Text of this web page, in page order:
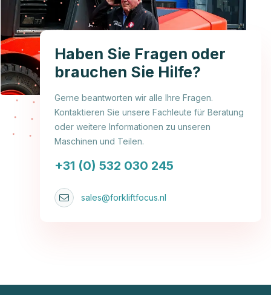
Haben Sie Fragen oder
brauchen Sie Hilfe?
Gerne beantworten wir alle Ihre Fragen.
Kontaktieren Sie unsere Fachleute für Beratung
oder weitere Informationen zu unseren
Maschinen und Teilen.
+31 (0) 532 030 245
sales@forkliftfocus.nl